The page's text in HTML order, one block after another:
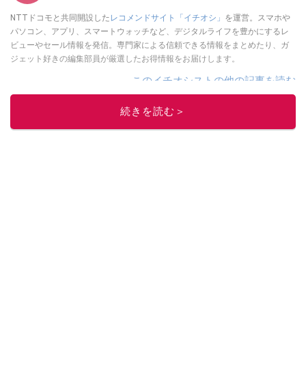
NTTドコモと共同開設した レコメンドサイト「イチオシ」 を運営。スマホや
パソコン、アプリ、スマートウォッチなど、デジタルライフを豊かにするレ
ビューやセール情報を発信。専門家による信頼できる情報をまとめたり、ガ
ジェット好きの編集部員が厳選したお得情報をお届けします。
このイチオシストの他の記事を読む
続きを読む＞